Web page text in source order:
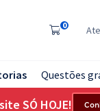
0
Questões
SÓ HOJE!